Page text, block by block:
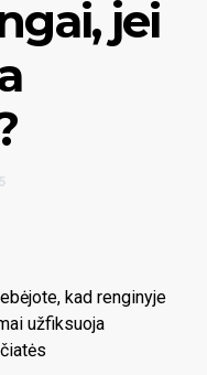
jei
kad renginyje
užfiksuoja